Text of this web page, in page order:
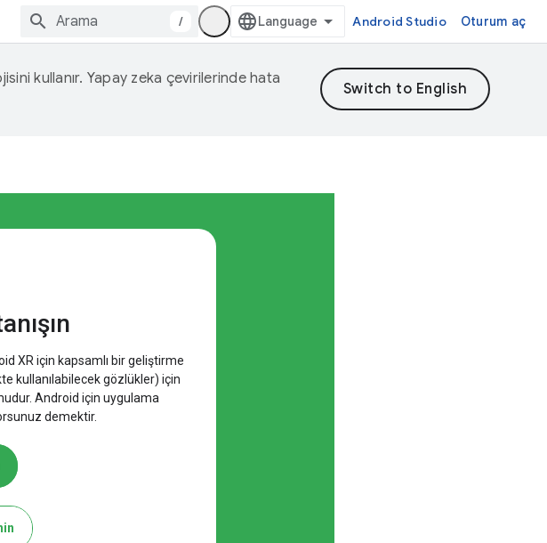
/ Android Studio Oturum aç
kullanır. Yapay zeka çevirilerinde hata